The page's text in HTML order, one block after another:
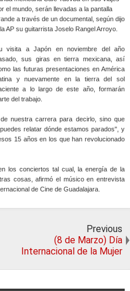
el mundo, serán llevadas a la pantalla
a través de un documental, según dijo
AP su guitarrista Joselo Rangel Arroyo.
visita a Japón en noviembre del año
sus giras en tierra mexicana, así
las futuras presentaciones en América
y nuevamente en la tierra del sol
a lo largo de este año, formarán
del trabajo.
nuestra carrera para decirlo, sino que
relatar dónde estamos parados", y
15 años en los que han revolucionado
los conciertos tal cual, la energía de la
cosas, afirmó el músico en entrevista
de Cine de Guadalajara.
Previous
(8 de Marzo) Día
Internacional de la Mujer